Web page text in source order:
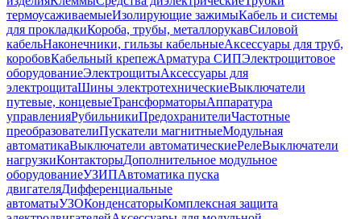
термоусаживаемыеИзолирующие зажимыКабель и системы
для прокладкиКороба, трубы, металлорукавСиловой
кабельНаконечники, гильзы кабельныеАксессуары для труб,
коробовКабельный крепежАрматура СИПЭлектрощитовое
оборудованиеЭлектрощитыАксессуары для
электрощитаШины электротехническиеВыключатели
путевые, концевыеТрансформаторыАппаратура
управленияРубильникиПредохранителиЧастотные
преобразователиПускатели магнитныеМодульная
автоматикаВыключатели автоматическиеРелеВыключатели
нагрузкиКонтакторыДополнительное модульное
оборудованиеУЗИПАвтоматика пуска
двигателяДифференциальные
автоматыУЗОКонденсаторыКомплексная защита